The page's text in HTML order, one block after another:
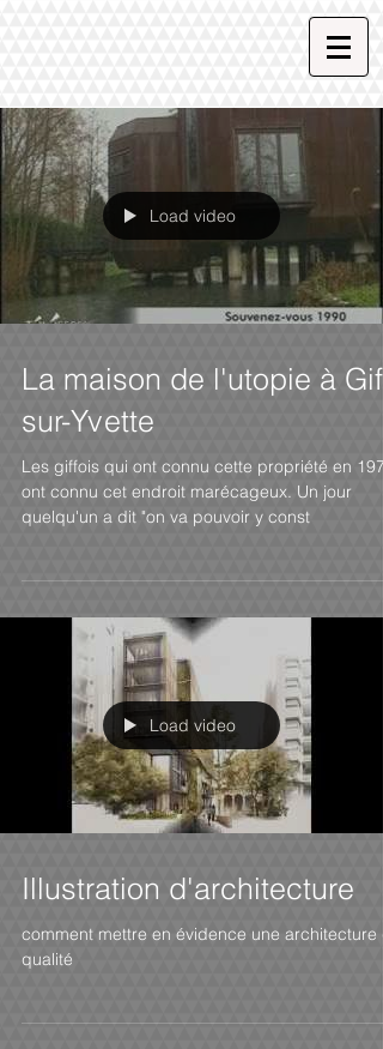
Load video
La maison de l'utopie à Gif-
sur-Yvette
Les giffois qui ont connu cette propriété en
ont connu cet endroit marécageux. Un jour
quelqu'un a dit "on va pouvoir y const
Load video
Illustration d'architecture
comment mettre en évidence une architecture
qualité